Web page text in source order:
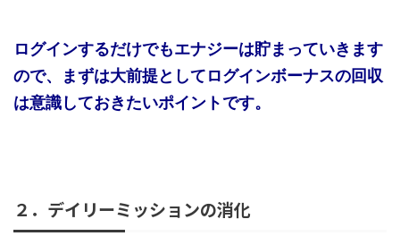
ログインするだけでもエナジーは貯まっていきます
ので、まずは大前提としてログインボーナスの回収
は意識しておきたいポイントです。
２．デイリーミッションの消化